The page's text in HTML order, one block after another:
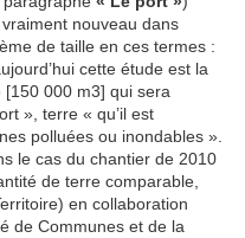
nouveau dans
de taille en ces termes :
cette étude est la
000 m3] qui sera
», terre « qu’il est
polluées ou inondables ».
le cas du chantier de 2010
de terre comparable,
en collaboration
de Communes et de la